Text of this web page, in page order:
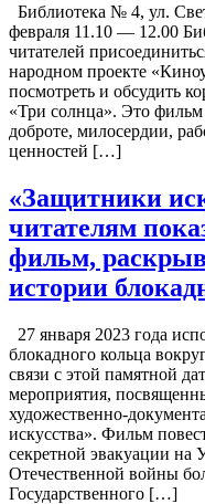
Библиотека № 4, ул.
февраля 11.10 — 12.00
читателей
народном проекте
посмотреть и обсудить
«Три солнца». Это
доброте, милосердии,
ценностей […]
«Защитники
читателям
фильм,
истории
27 января 2023 года
блокадного кольца
связи с этой памятной
мероприятия,
художественно-
искусства». Фильм
секретной эвакуации на
Отечественной войны
Государственного […]